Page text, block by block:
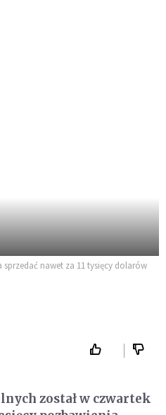
nawet za 11 tysięcy dolarów
został w czwartek